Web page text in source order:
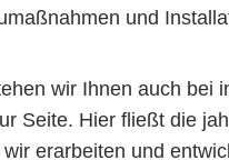
und
wir Ihnen auch bei
Seite. Hier fließt die
erarbeiten und